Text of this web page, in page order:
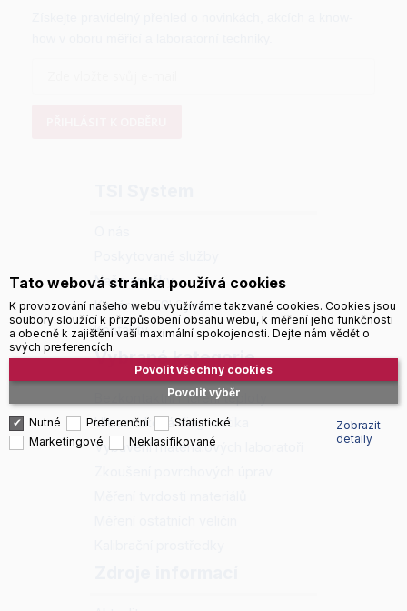
Naše značky
Kariéra v TSI System
Kontakty
Vybrané kategorie
Bezkontaktní měření teploty
Ultrazvuková diagnostika
Vybavení materiálových laboratoří
Tato webová stránka používá cookies
K provozování našeho webu využíváme takzvané cookies. Cookies jsou
soubory sloužící k přizpůsobení obsahu webu, k měření jeho funkčnosti
a obecně k zajištění vaší maximální spokojenosti. Dejte nám vědět o
svých preferencích.
Povolit výběr
Povolit všechny cookies
Nutné Preferenční
Statistické
Marketingové
Neklasifikované
Zobrazit
detaily